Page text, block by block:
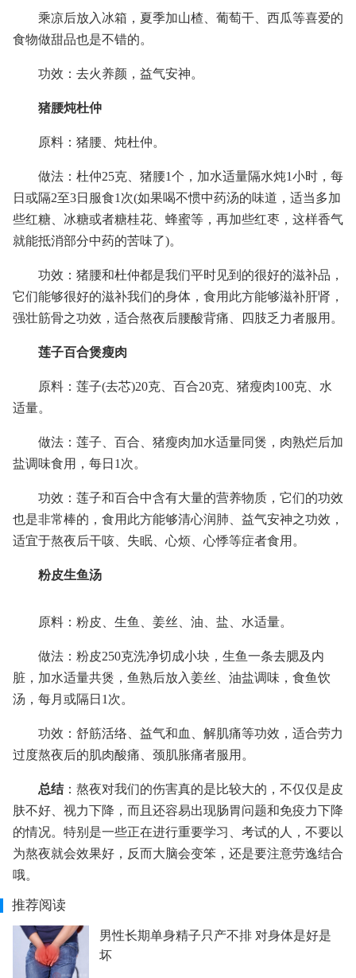
乘凉后放入冰箱，夏季加山楂、葡萄干、西瓜等喜爱的
食物做甜品也是不错的。
功效：去火养颜，益气安神。
猪腰炖杜仲
原料：猪腰、炖杜仲。
做法：杜仲25克、猪腰1个，加水适量隔水炖1小时，每
日或隔2至3日服食1次(如果喝不惯中药汤的味道，适当多加
些红糖、冰糖或者糖桂花、蜂蜜等，再加些红枣，这样香气
就能抵消部分中药的苦味了)。
功效：猪腰和杜仲都是我们平时见到的很好的滋补品，
它们能够很好的滋补我们的身体，食用此方能够滋补肝肾，
强壮筋骨之功效，适合熬夜后腰酸背痛、四肢乏力者服用。
莲子百合煲瘦肉
原料：莲子(去芯)20克、百合20克、猪瘦肉100克、水
适量。
做法：莲子、百合、猪瘦肉加水适量同煲，肉熟烂后加
盐调味食用，每日1次。
功效：莲子和百合中含有大量的营养物质，它们的功效
也是非常棒的，食用此方能够清心润肺、益气安神之功效，
适宜于熬夜后干咳、失眠、心烦、心悸等症者食用。
粉皮生鱼汤
原料：粉皮、生鱼、姜丝、油、盐、水适量。
做法：粉皮250克洗净切成小块，生鱼一条去腮及内
脏，加水适量共煲，鱼熟后放入姜丝、油盐调味，食鱼饮
汤，每月或隔日1次。
功效：舒筋活络、益气和血、解肌痛等功效，适合劳力
过度熬夜后的肌肉酸痛、颈肌胀痛者服用。
总结：熬夜对我们的伤害真的是比较大的，不仅仅是皮
肤不好、视力下降，而且还容易出现肠胃问题和免疫力下降
的情况。特别是一些正在进行重要学习、考试的人，不要以
为熬夜就会效果好，反而大脑会变笨，还是要注意劳逸结合
哦。
推荐阅读
男性长期单身精子只产不排 对身体是好是
坏